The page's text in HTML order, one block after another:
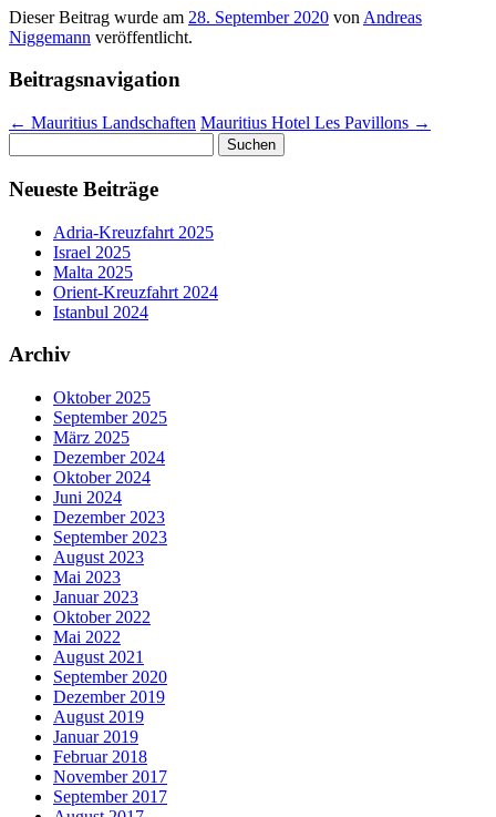
Dieser Beitrag wurde am 28. September 2020 von Andreas
Niggemann veröffentlicht.
Beitragsnavigation
← Mauritius Landschaften Mauritius Hotel Les Pavillons →
nach:
Neueste Beiträge
Adria-Kreuzfahrt 2025
Israel 2025
Malta 2025
Orient-Kreuzfahrt 2024
Istanbul 2024
Archiv
Oktober 2025
September 2025
März 2025
Dezember 2024
Oktober 2024
Juni 2024
Dezember 2023
September 2023
August 2023
Mai 2023
Januar 2023
Oktober 2022
Mai 2022
August 2021
September 2020
Dezember 2019
August 2019
Januar 2019
Februar 2018
November 2017
September 2017